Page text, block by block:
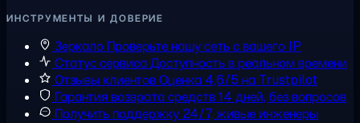
ИНСТРУМЕНТЫ И ДОВЕРИЕ
Зеркало Проверьте нашу сеть с вашего IP
Статус сервисаДоступность в реальном времени
Отзывы клиентовОценка 4,6/5 на Trustpilot
Гарантия возврата средств14 дней, без вопросов
Получить поддержку 24/7, живые инженеры